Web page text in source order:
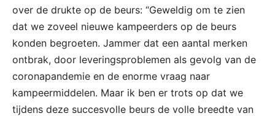
over de drukte op de beurs: “Geweldig om te zien
dat we zoveel nieuwe kampeerders op de beurs
konden begroeten. Jammer dat een aantal merken
ontbrak, door leveringsproblemen als gevolg van de
coronapandemie en de enorme vraag naar
kampeermiddelen. Maar ik ben er trots op dat we
tijdens deze succesvolle beurs de volle breedte van